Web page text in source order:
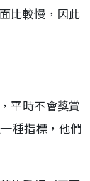
比較慢，因此
平時不會獎賞
種指標，他們